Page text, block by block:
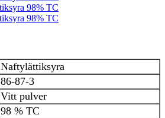
Naftylättiksyra
86-87-3
Vitt pulver
98 % TC